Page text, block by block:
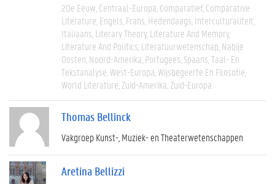
20e Eeuw Centraal-Europa Comparatief Comparative
Literature Engels Frans Hedendaags Interculturaliteit
Italiaans Literary Theory Literature And Memory
Literature And Politics Literatuurwetenschap Nabije
Oosten Noord-Amerika Portugees Spaans Taal- En
Tekstanalyse West-Europa Wijsbegeerte En Filosofie
World Literature Zuid-Amerika Zuid-Europa
Thomas Bellinck
Vakgroep Kunst-, Muziek- en Theaterwetenschappen
Aretina Bellizzi